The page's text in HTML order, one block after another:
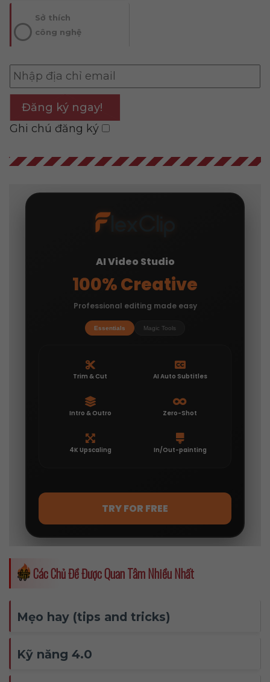
Sở thích
công nghệ
Đăng ký ngay!
Ghi chú đăng ký
Các Chủ Đề Được Quan Tâm Nhiều Nhất
Mẹo hay (tips and tricks)
Kỹ năng 4.0